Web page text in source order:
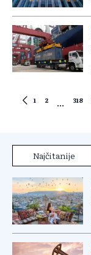
1 2 ... 318
Najčitanije